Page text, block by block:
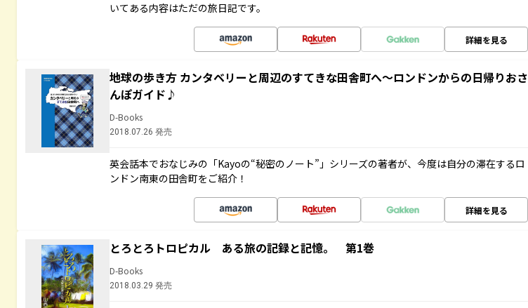
いてある内容はただの旅日記です。
詳細を見る
地球の歩き方 カンタベリーと周辺のすてきな田舎町へ～ロンドンからの日帰りおさ
んぽガイド♪
D-Books
2018.07.26 発売
英会話本でおなじみの「Kayoの“秘密のノート”」シリーズの著者が、今度は自分の滞在するロ
ンドン南東の田舎町をご紹介！
詳細を見る
とろとろトロピカル ある旅の記録と記憶。 第1巻
D-Books
2018.03.29 発売